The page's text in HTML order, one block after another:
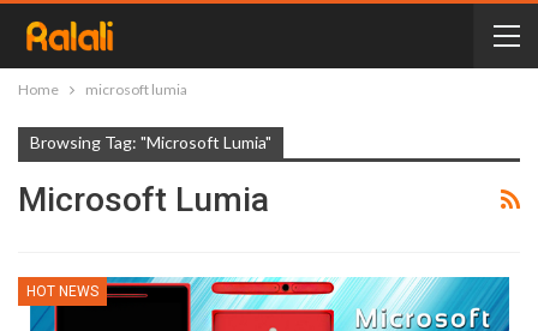
Home microsoft lumia
Browsing Tag: "microsoft Lumia"
Microsoft Lumia
HOT NEWS